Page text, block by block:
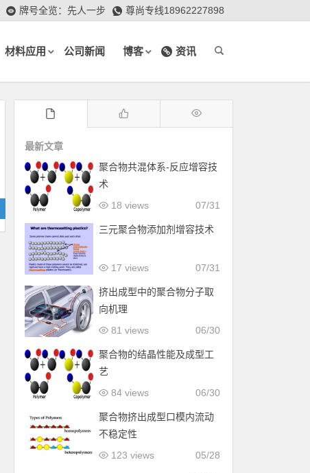
牌号全览：先人一步 尊尚专线18962227898
材料应用 公司新闻 博客 资讯
最新文章
聚合物共混体系-反应增容技
术
07/31
18 views
三元聚合物添加剂增容技术
07/31
17 views
挤出成型中的聚合物分子取
向机理
06/30
81 views
聚合物的结晶性能及成型工
艺
06/30
84 views
聚合物挤出成型口模内流动
不稳定性
05/28
123 views